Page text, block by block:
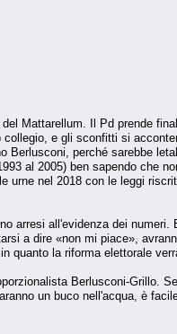
Mattarellum. Il Pd prende
e gli sconfitti si
Berlusconi, perché sarebbe
al 2005) ben sapendo che
urne nel 2018 con le leggi
arresi all'evidenza dei numeri.
a dire «non mi piace»,
quanto la riforma elettorale
Berlusconi-Grillo.
un buco nell'acqua, è